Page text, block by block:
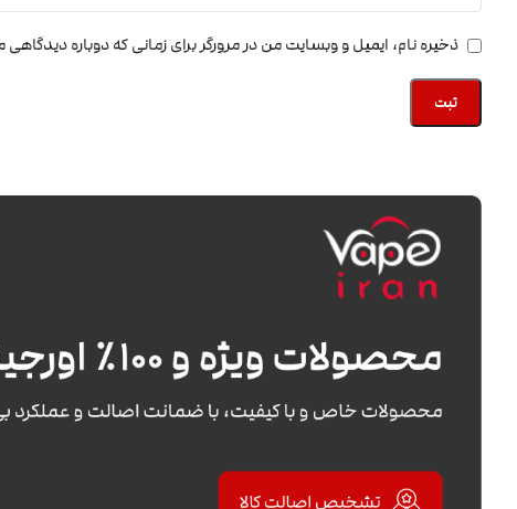
ذخیره نام، ایمیل و وبسایت من در مرورگر برای زمانی که دوباره